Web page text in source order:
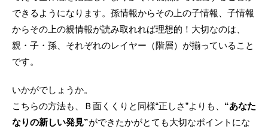
できるようになります。孫情報からその上の子情報、子情報
からその上の親情報が読み取れれば理想的！大切なのは、
親・子・孫、それぞれのレイヤー（階層）が揃っていること
です。
いかがでしょうか。
こちらの方法も、Ｂ面くくりと同様“正しさ”よりも、 “あなた
なりの新しい発見”ができたかがとても大切なポイントにな